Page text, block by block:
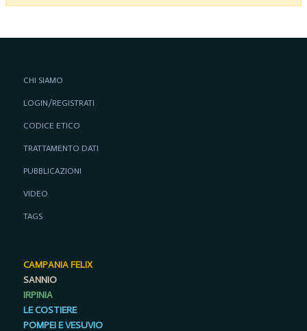
CHI SIAMO
LOGIN/REGISTRATI
CODICE ETICO
TRATTAMENTO DATI
PUBBLICAZIONI
VIDEO
TAGS
CAMPANIA FELIX
SANNIO
IRPINIA
LE COSTIERE
POMPEI E VESUVIO